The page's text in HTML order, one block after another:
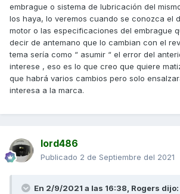
Un saludo
embrague o sistema de lubricación del
los haya, lo veremos cuando se conozca el
motor o las especificaciones del embrague
decir de antemano que lo cambian con el
tema sería como “ asumir “ el error del
interese , eso es lo que creo que quiere
que habrá varios cambios pero solo
interesa a la marca.
lord486
Publicado 2 de Septiembre del 2021
En 2/9/2021 a las 16:38, Rogers dijo: